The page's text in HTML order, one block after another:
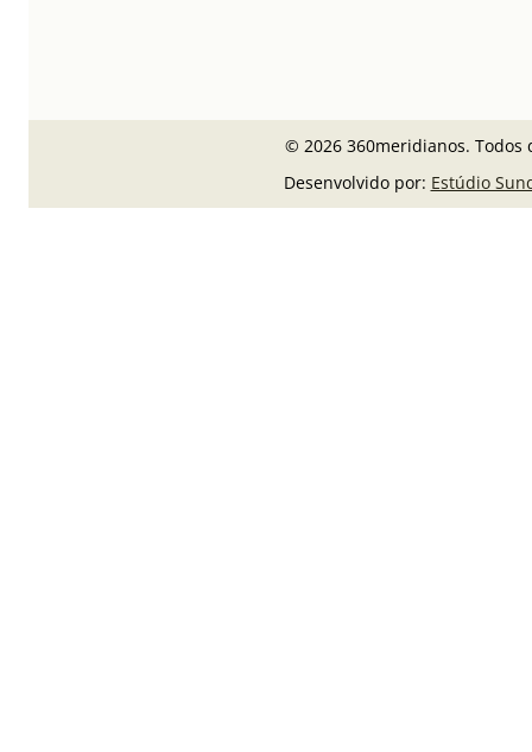
© 2026 360meridianos. Todos
Desenvolvido por: Estúdio